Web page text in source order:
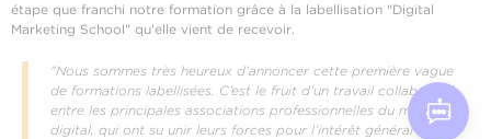
étape que franchi notre formation grâce à la labellisation "Digital
Marketing School" qu'elle vient de recevoir.
"Nous sommes très heureux d’annoncer cette première vague
de formations labellisées. C’est le fruit d’un travail collaboratif
entre les principales associations professionnelles du marketing
digital, qui ont su unir leurs forces pour l’intérêt général de